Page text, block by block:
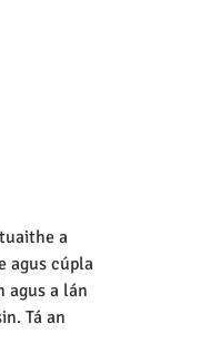
a
agus cúpla
agus a lán
Tá an